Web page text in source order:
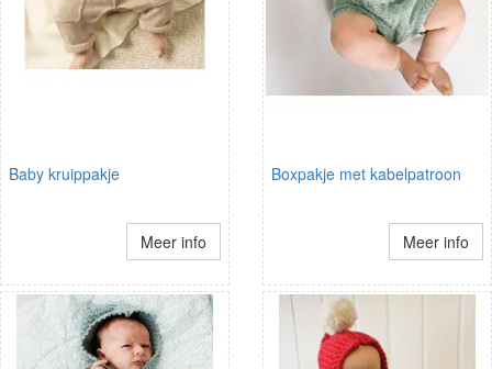
Baby kruippakje
Meer info
Boxpakje met kabelpatroon
Meer info